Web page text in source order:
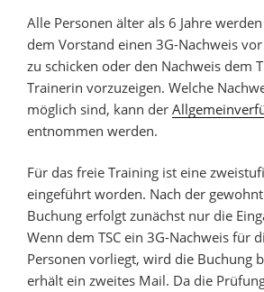
Alle Personen älter als 6 Jahre
dem Vorstand einen 3G-Nachweis
zu schicken oder den Nachweis dem
Trainerin vorzuzeigen. Welche
möglich sind, kann der
entnommen werden.
Für das freie Training ist eine
eingeführt worden. Nach der
Buchung erfolgt zunächst nur die
Wenn dem TSC ein 3G-Nachweis für
Personen vorliegt, wird die Buchung
erhält ein zweites Mail. Da die